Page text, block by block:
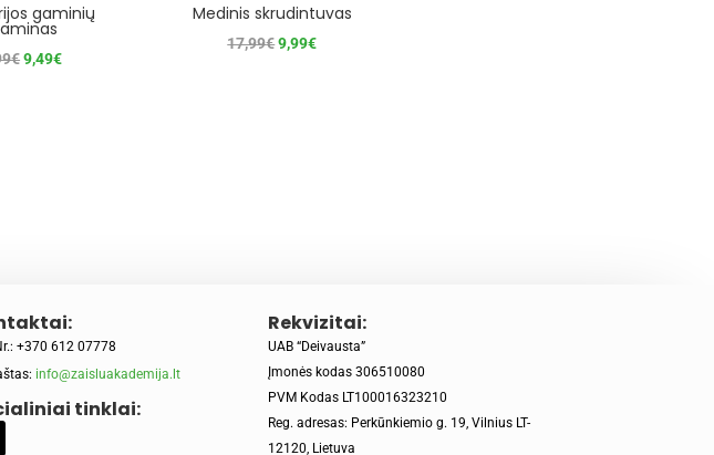
gaminių
€Original
9,49€Current
Medinis skrudintuvas
17,99€Original
9,99€Current
+370 612 07778
info@zaisluakademija.lt
tinklai:
Rekvizitai:
UAB “Deivausta”
Įmonės kodas 306510080
PVM Kodas LT100016323210
Reg. adresas: Perkūnkiemio g. 19, Vilnius LT-
12120, Lietuva